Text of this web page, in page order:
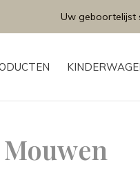
Uw geboortelijst